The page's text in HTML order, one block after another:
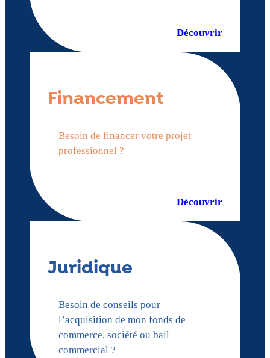
Découvrir
Financement
Besoin de financer votre projet
professionnel ?
Découvrir
Juridique
Besoin de conseils pour
l’acquisition de mon fonds de
commerce, société ou bail
commercial ?